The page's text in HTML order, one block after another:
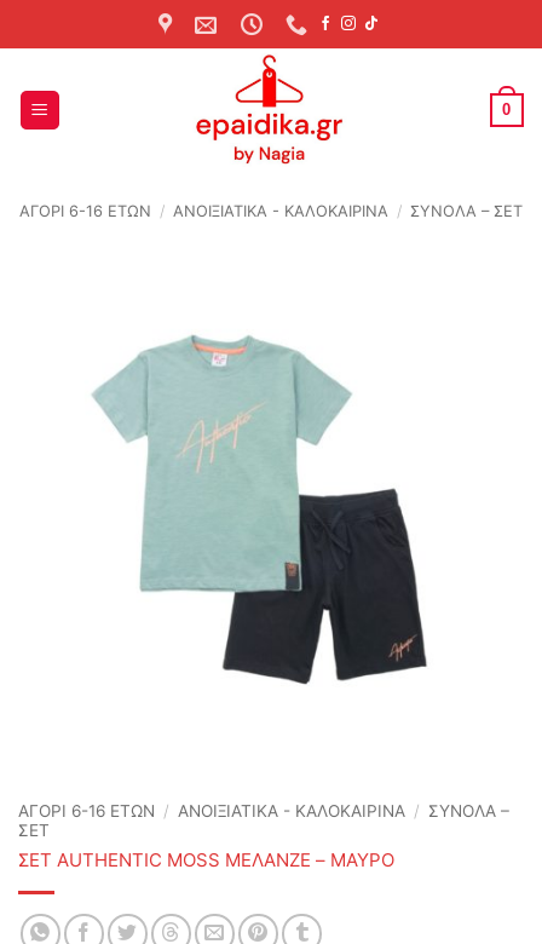
to
0
ΑΓΟΡΙ 6-16 ΕΤΩΝ / ΑΝΟΙΞΙΆΤΙΚΑ - ΚΑΛΟΚΑΙΡΙΝΆ / ΣΥΝΟΛΑ – ΣΕΤ
ΑΓΟΡΙ 6-16 ΕΤΩΝ / ΑΝΟΙΞΙΆΤΙΚΑ - ΚΑΛΟΚΑΙΡΙΝΆ / ΣΥΝΟΛΑ –
ΣΕΤ
ΣΕΤ AUTHENTIC MOSS ΜΕΛΑΝΖΕ – ΜΑΥΡΟ